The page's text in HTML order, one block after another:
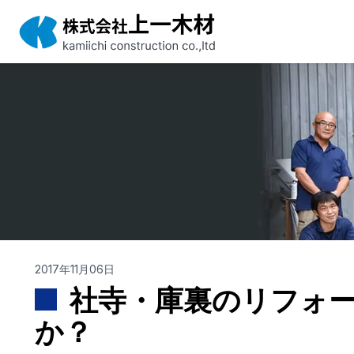
2017年11月06日
社寺・庫裏のリフォ
か？